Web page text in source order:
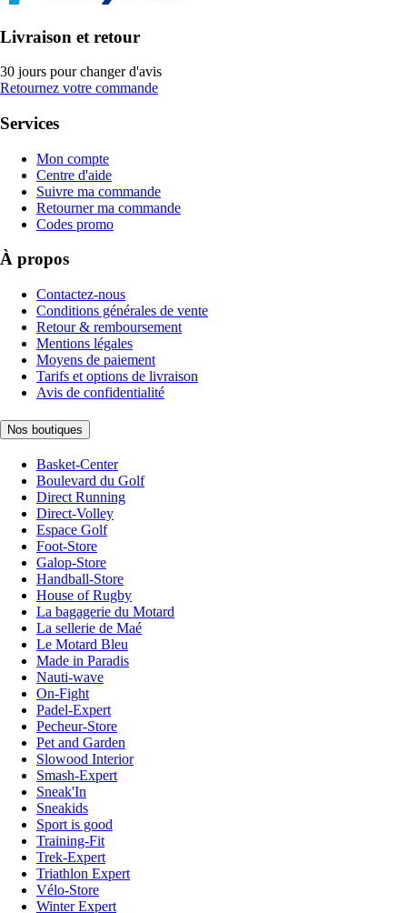
Livraison et retour
30 jours pour changer d'avis
Retournez votre commande
Services
Mon compte
Centre d'aide
Suivre ma commande
Retourner ma commande
Codes promo
À propos
Contactez-nous
Conditions générales de vente
Retour & remboursement
Mentions légales
Moyens de paiement
Tarifs et options de livraison
Avis de confidentialité
Nos boutiques
Basket-Center
Boulevard du Golf
Direct Running
Direct-Volley
Espace Golf
Foot-Store
Galop-Store
Handball-Store
House of Rugby
La bagagerie du Motard
La sellerie de Maé
Le Motard Bleu
Made in Paradis
Nauti-wave
On-Fight
Padel-Expert
Pecheur-Store
Pet and Garden
Slowood Interior
Smash-Expert
Sneak'In
Sneakids
Sport is good
Training-Fit
Trek-Expert
Triathlon Expert
Vélo-Store
Winter Expert